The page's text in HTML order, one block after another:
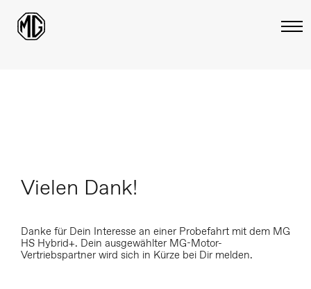
Vielen Dank!
Danke für Dein Interesse an einer Probefahrt mit dem MG
HS Hybrid+. Dein ausgewählter MG-Motor-
Vertriebspartner wird sich in Kürze bei Dir melden.